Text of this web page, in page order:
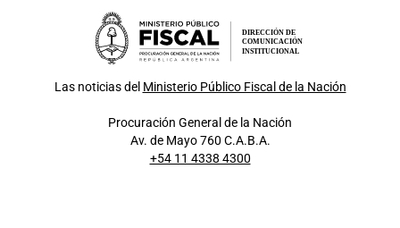
DIRECCIÓN DE
COMUNICACIÓN
INSTITUCIONAL
Las noticias del Ministerio Público Fiscal de la Nación
Procuración General de la Nación
Av. de Mayo 760 C.A.B.A.
+54 11 4338 4300